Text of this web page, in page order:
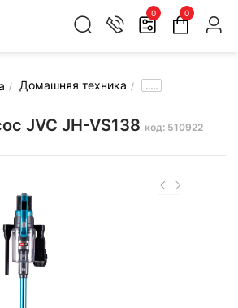
0 0
Домашняя техника .....
JVC JH-VS138 код: 510922